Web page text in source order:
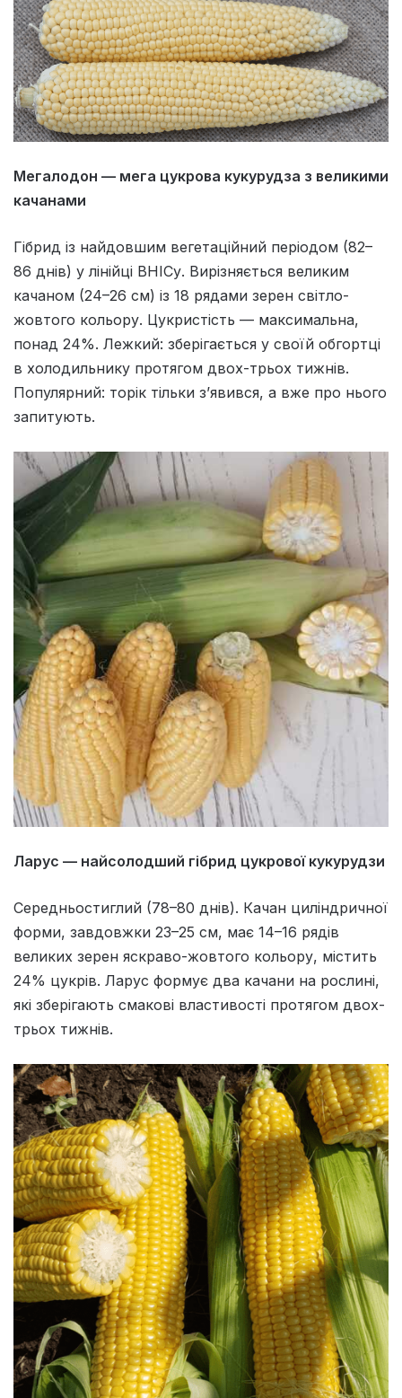
Мегалодон — мега цукрова кукурудза з великими
качанами
Гібрид із найдовшим вегетаційний періодом (82–
86 днів) у лінійці ВНІСу. Вирізняється великим
качаном (24–26 см) із 18 рядами зерен світло-
жовтого кольору. Цукристість — максимальна,
понад 24%. Лежкий: зберігається у своїй обгортці
в холодильнику протягом двох-трьох тижнів.
Популярний: торік тільки з’явився, а вже про нього
запитують.
Ларус — найсолодший гібрид цукрової кукурудзи
Середньостиглий (78–80 днів). Качан циліндричної
форми, завдовжки 23–25 см, має 14–16 рядів
великих зерен яскраво-жовтого кольору, містить
24% цукрів. Ларус формує два качани на рослині,
які зберігають смакові властивості протягом двох-
трьох тижнів.